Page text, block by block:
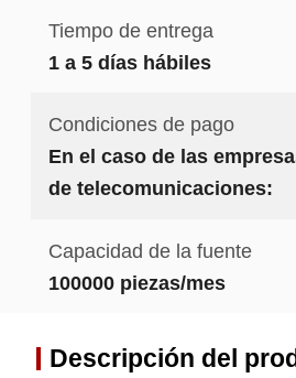
Tiempo de entrega
1 a 5 días hábiles
Condiciones de pago
En el caso de las
de telecomunicaciones:
Capacidad de la fuente
100000 piezas/mes
Descripción del